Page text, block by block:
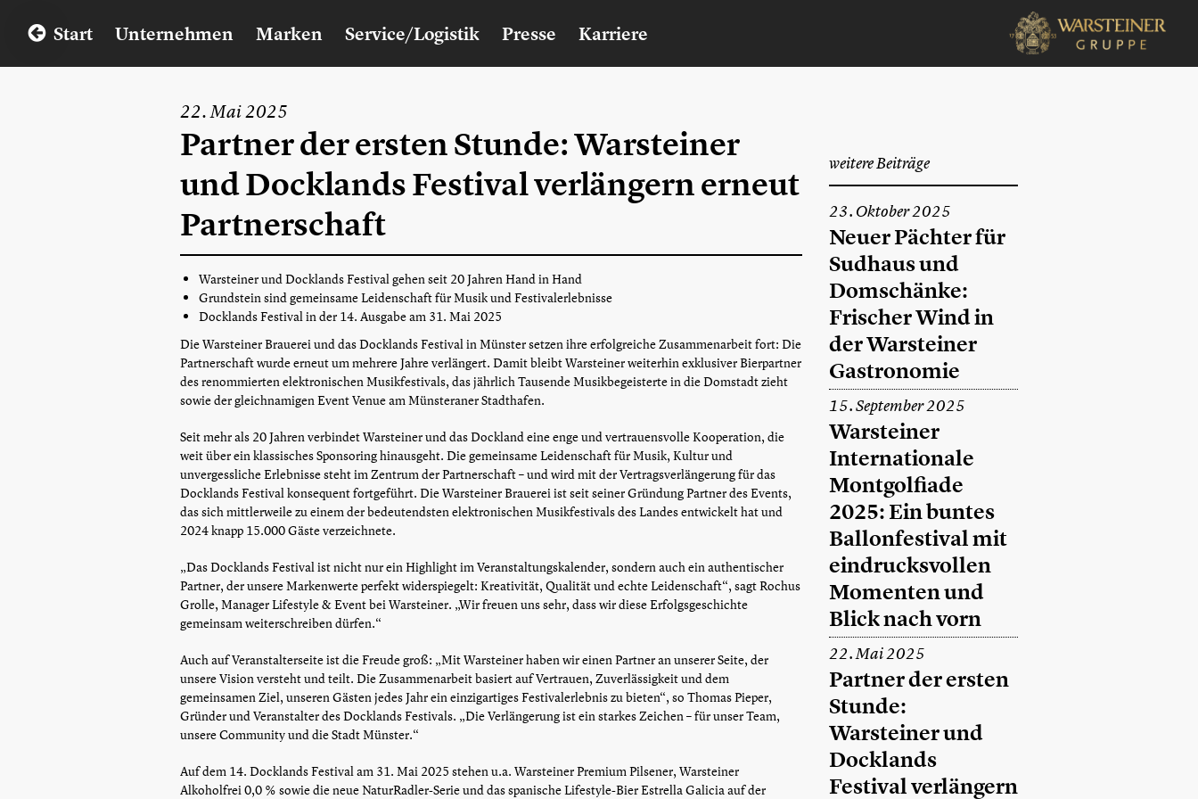
Start Unternehmen Marken Service/Logistik Presse Karriere
22. Mai 2025
Partner der ersten Stunde: Warsteiner
und Docklands Festival verlängern erneut
Partnerschaft
Warsteiner und Docklands Festival gehen seit 20 Jahren Hand in Hand
Grundstein sind gemeinsame Leidenschaft für Musik und Festivalerlebnisse
Docklands Festival in der 14. Ausgabe am 31. Mai 2025
Die Warsteiner Brauerei und das Docklands Festival in Münster setzen ihre erfolgreiche Zusammenarbeit fort: Die
Partnerschaft wurde erneut um mehrere Jahre verlängert. Damit bleibt Warsteiner weiterhin exklusiver Bierpartner
des renommierten elektronischen Musikfestivals, das jährlich Tausende Musikbegeisterte in die Domstadt zieht
sowie der gleichnamigen Event Venue am Münsteraner Stadthafen.
Seit mehr als 20 Jahren verbindet Warsteiner und das Dockland eine enge und vertrauensvolle Kooperation, die
weit über ein klassisches Sponsoring hinausgeht. Die gemeinsame Leidenschaft für Musik, Kultur und
unvergessliche Erlebnisse steht im Zentrum der Partnerschaft – und wird mit der Vertragsverlängerung für das
Docklands Festival konsequent fortgeführt. Die Warsteiner Brauerei ist seit seiner Gründung Partner des Events,
das sich mittlerweile zu einem der bedeutendsten elektronischen Musikfestivals des Landes entwickelt hat und
2024 knapp 15.000 Gäste verzeichnete.
„Das Docklands Festival ist nicht nur ein Highlight im Veranstaltungskalender, sondern auch ein authentischer
Partner, der unsere Markenwerte perfekt widerspiegelt: Kreativität, Qualität und echte Leidenschaft“, sagt Rochus
Grolle, Manager Lifestyle & Event bei Warsteiner. „Wir freuen uns sehr, dass wir diese Erfolgsgeschichte
gemeinsam weiterschreiben dürfen.“
Auch auf Veranstalterseite ist die Freude groß: „Mit Warsteiner haben wir einen Partner an unserer Seite, der
unsere Vision versteht und teilt. Die Zusammenarbeit basiert auf Vertrauen, Zuverlässigkeit und dem
gemeinsamen Ziel, unseren Gästen jedes Jahr ein einzigartiges Festivalerlebnis zu bieten“, so Thomas Pieper,
Gründer und Veranstalter des Docklands Festivals. „Die Verlängerung ist ein starkes Zeichen – für unser Team,
unsere Community und die Stadt Münster.“
Auf dem 14. Docklands Festival am 31. Mai 2025 stehen u.a. Warsteiner Premium Pilsener, Warsteiner
Alkoholfrei 0,0 % sowie die neue NaturRadler-Serie und das spanische Lifestyle-Bier Estrella Galicia auf der
weitere Beiträge
23. Oktober 2025
Neuer Pächter für
Sudhaus und
Domschänke:
Frischer Wind in
der Warsteiner
Gastronomie
15. September 2025
Warsteiner
Internationale
Montgolfiade
2025: Ein buntes
Ballonfestival mit
eindrucksvollen
Momenten und
Blick nach vorn
22. Mai 2025
Partner der ersten
Stunde:
Warsteiner und
Docklands
Festival verlängern